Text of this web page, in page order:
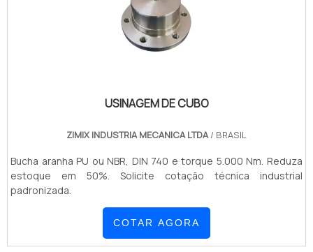
USINAGEM DE CUBO
ZIMIX INDUSTRIA MECANICA LTDA/ BRASIL
Bucha aranha PU ou NBR, DIN 740 e torque 5.000 Nm. Reduza
estoque em 50%. Solicite cotação técnica industrial
padronizada.
COTAR AGORA